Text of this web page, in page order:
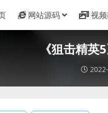
网站源码 视
《狙击精